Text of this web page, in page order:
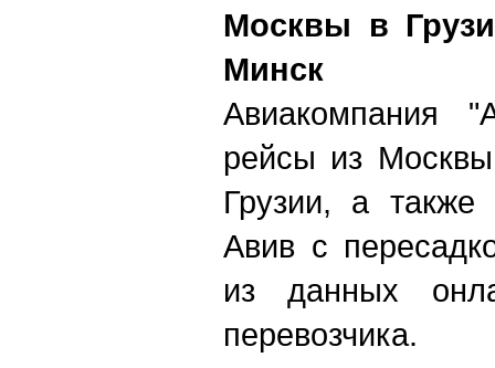
Москвы в
Минск
Авиакомпания
рейсы из Москвы
Грузии, а также
Авив с
из данных
перевозчика.